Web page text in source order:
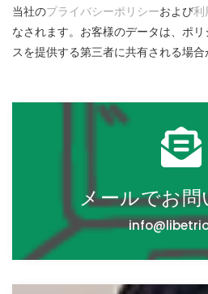
d
S
t
t
当社のプライバシーポリシーおよび利
なされます。お客様のデータは、ポ
スを提供する第三者に共有される場合
メールでお問